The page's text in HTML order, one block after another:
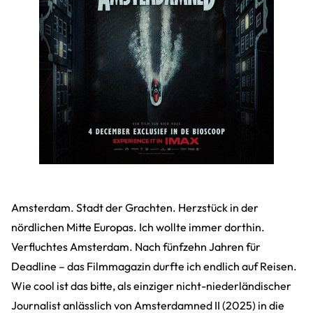
Amsterdam. Stadt der Grachten. Herzstück in der
nördlichen Mitte Europas. Ich wollte immer dorthin.
Verfluchtes Amsterdam. Nach fünfzehn Jahren für
Deadline – das Filmmagazin durfte ich endlich auf Reisen.
Wie cool ist das bitte, als einziger nicht-niederländischer
Journalist anlässlich von Amsterdamned II (2025) in die